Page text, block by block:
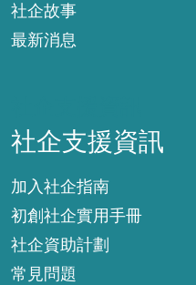
社企故事
最新消息
社企支援資訊
加入社企指南
初創社企實用手冊
社企資助計劃
常見問題